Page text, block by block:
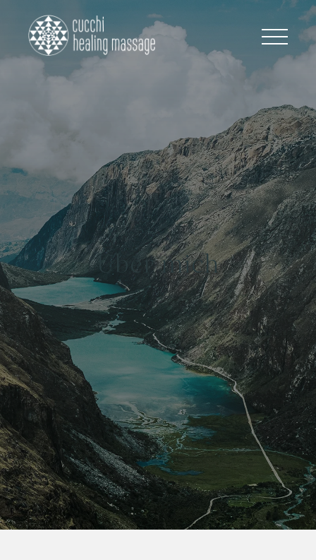
Therapien
Lymphdrainage
Wellness
Frauenbegleitung
Meine Methoden
Über mich
Preise
Über mich